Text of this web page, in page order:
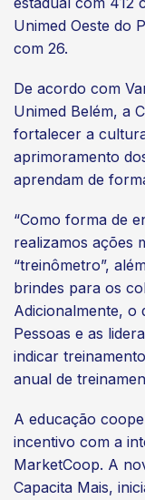
Unimed Oeste do
com 26.
De acordo com
Unimed Belém, a
fortalecer a
aprimoramento
aprendam de
“Como forma de
realizamos ações
“treinômetro”,
brindes para os
Adicionalmente, o
Pessoas e as
indicar
anual de
A educação
incentivo com a
MarketCoop. A
Capacita Mais,